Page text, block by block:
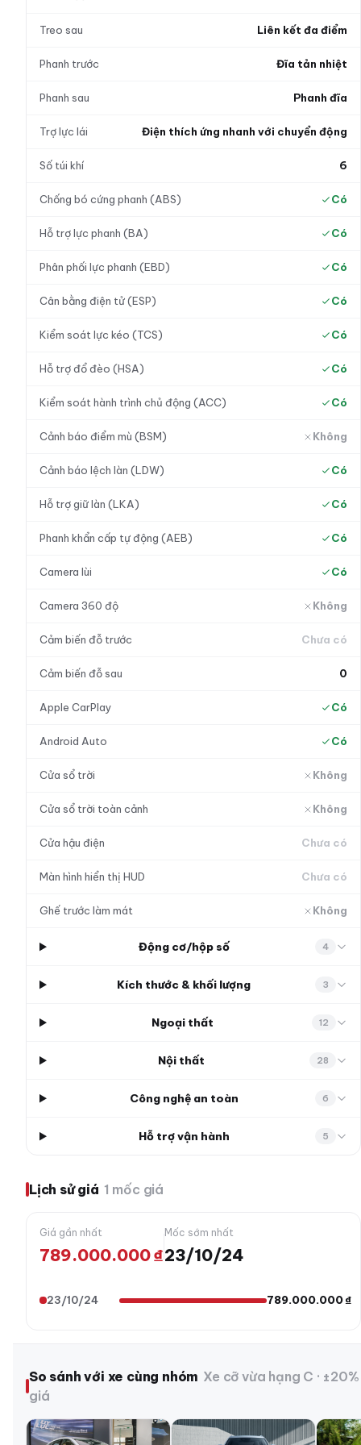
Treo sau Liên kết đa điểm
Phanh trước Đĩa tản nhiệt
Phanh sau Phanh đĩa
Trợ lực lái Điện thích ứng nhanh với chuyển động
Số túi khí 6
Chống bó cứng phanh (ABS) Có
Hỗ trợ lực phanh (BA) Có
Phân phối lực phanh (EBD) Có
Cân bằng điện tử (ESP) Có
Kiểm soát lực kéo (TCS) Có
Hỗ trợ đổ đèo (HSA) Có
Kiểm soát hành trình chủ động (ACC) Có
Cảnh báo điểm mù (BSM) Không
Cảnh báo lệch làn (LDW) Có
Hỗ trợ giữ làn (LKA) Có
Phanh khẩn cấp tự động (AEB) Có
Camera lùi Có
Camera 360 độ Không
Cảm biến đỗ trước Chưa có
Cảm biến đỗ sau 0
Apple CarPlay Có
Android Auto Có
Cửa sổ trời Không
Cửa sổ trời toàn cảnh Không
Cửa hậu điện Chưa có
Màn hình hiển thị HUD Chưa có
Ghế trước làm mát Không
Động cơ/hộp số 4
Kích thước & khối lượng 3
Ngoại thất 12
Nội thất 28
Công nghệ an toàn 6
Hỗ trợ vận hành 5
Lịch sử giá 1 mốc giá
Giá gần nhất
789.000.000 ₫
Mốc sớm nhất
23/10/24
23/10/24 789.000.000 ₫
So sánh với xe cùng nhóm Xe cỡ vừa hạng C · ±20%
giá